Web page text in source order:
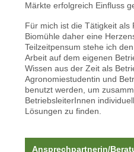
Märkte erfolgreich Einfluss
Für mich ist die Tätigkeit als
Biomühle daher eine
Teilzeitpensum stehe ich
Arbeit auf dem eigenen
Wissen aus der Zeit als
Agronomiestudentin und
benutzt werden, um
BetriebsleiterInnen
Lösungen zu finden.
Ansprechpartnerin/